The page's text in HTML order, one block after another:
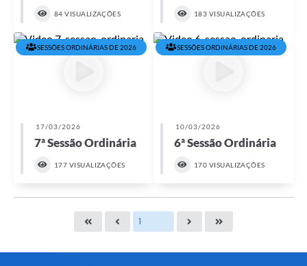
84 VISUALIZAÇÕES 183 VISUALIZAÇÕES
SESSÕES ORDINÁRIAS DE 2026
17/03/2026
7ª Sessão Ordinária
177 VISUALIZAÇÕES
SESSÕES ORDINÁRIAS DE 2026
10/03/2026
6ª Sessão Ordinária
170 VISUALIZAÇÕES